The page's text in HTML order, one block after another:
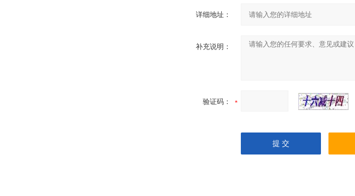
详细地址：
补充说明：
验证码：